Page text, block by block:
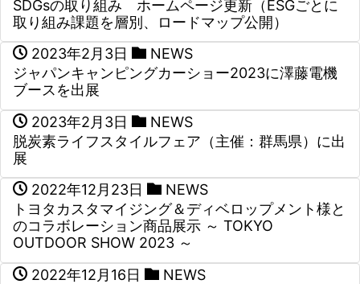
SDGsの取り組み ホームページ更新（ESGごとに
取り組み課題を層別、ロードマップ公開）
2023年2月3日
NEWS
ジャパンキャンピングカーショー2023に澤藤電機
ブースを出展
2023年2月3日
NEWS
脱炭素ライフスタイルフェア（主催：群馬県）に出
展
2022年12月23日
NEWS
トヨタカスタマイジング＆ディベロップメント様と
のコラボレーション商品展示 ～ TOKYO
OUTDOOR SHOW 2023 ～
2022年12月16日
NEWS